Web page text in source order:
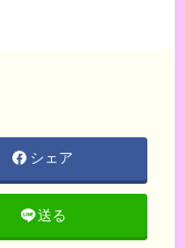
シェア
送る